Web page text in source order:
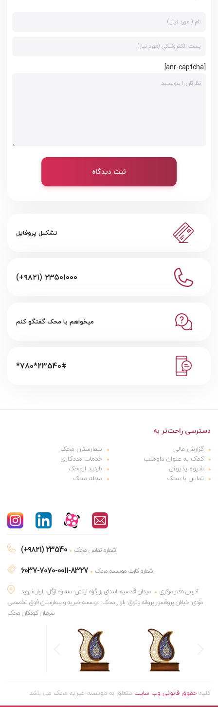
[anr-captcha]
ثبت دیدگاه
تشکیل پروفایل
(+۹۸۲۱) ۲۳۵۰۱۰۰۰
میخواهم با محک گفتگو کنم
*780*23540#
دسترسی راحت‌تر به
گزارش مالی
بیمارستان محک
کمک به عنوان داوطلب
خدمات مددکاری
شیوه پذیرش
بازدید ازمحک
تماس با محک
مجله محک
(+۹۸۲۱) 23540 شماره تماس محک
6037-7070-0011-8327
شماره کارت موسسه محک
آدرس دفتر مرکزی
میدان اقدسیه- ابتدای بزرگراه ارتش- سه راه ازگل- بلوار شهید
مژدی- خیابان پروفسور پروانه وثوق- بلوار محک- موسسه خیریه و بیمارستان فوق تخصصی
سرطان کودکان محک
کلیهحقوق قانونی وب سایت متعلق به موسسه خیریه محک می باشد